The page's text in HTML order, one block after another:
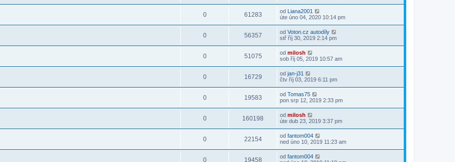
0 61283 od Liana2001
úte úno 04, 2020 10:14 pm
0 56357 od Voton.cz autodíly
stř říj 30, 2019 2:14 pm
0 51075 od milosh
sob říj 05, 2019 10:57 am
0 16729 od jan-j31
čtv říj 03, 2019 6:11 pm
0 19583 od Tomas75
pon srp 12, 2019 2:33 pm
0 160198 od milosh
úte dub 23, 2019 3:37 pm
0 22154 od fantom004
ned úno 10, 2019 11:23 am
0 19458 od fantom004